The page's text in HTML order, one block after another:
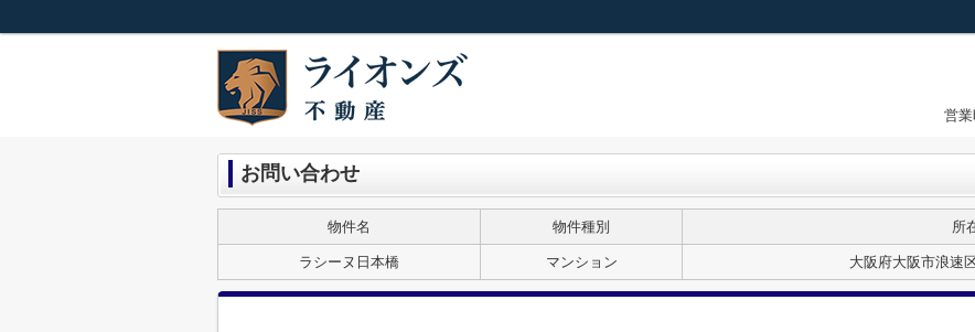
営
お問い合わせ
物件名 物件種別 所
ラシーヌ日本橋 マンション 大阪府大阪市浪速